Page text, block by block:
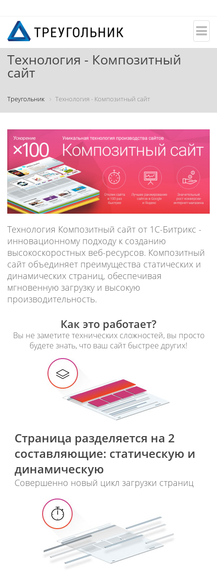
Технология - Композитный
сайт
Треугольник Технология - Композитный сайт
Технология Композитный сайт от 1С-Битрикс -
инновационному подходу к созданию
высокоскоростных веб-ресурсов. Композитный
сайт объединяет преимущества статических и
динамических страниц, обеспечивая
мгновенную загрузку и высокую
производительность.
Как это работает?
Вы не заметите технических сложностей, вы просто
будете знать, что ваш сайт быстрее других!
Страница разделяется на 2
соcтавляющие: статическую и
динамическую
Совершенно новый цикл загрузки страниц